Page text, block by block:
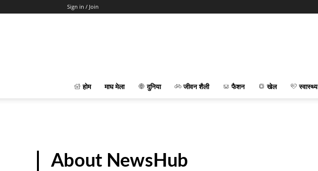
Sign in / Join
होम माघ मेला दुनिया जीवन शैली फैशन खेल स्वास्थ्य
About NewsHub